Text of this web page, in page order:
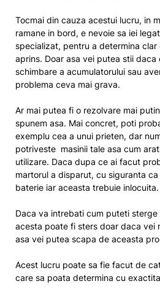
Tocmai din cauza acestui lucru, in
ramane in bord, e nevoie sa iei
specializat, pentru a determina
aprins. Doar asa vei putea stii daca
schimbare a acumulatorului sau
problema ceva mai grava.
Ar mai putea fi o rezolvare mai
spunem asa. Mai concret, poti
exemplu cea a unui prieten, dar
potriveste masinii tale asa cum
utilizare. Daca dupa ce ai facut
martorul a disparut, cu siguranta
baterie iar aceasta trebuie inlocuita.
Daca va intrebati cum puteti
acesta poate fi sters doar daca vei
asa vei putea scapa de aceasta
Acest lucru poate sa fie facut de
care sa poata determina cu